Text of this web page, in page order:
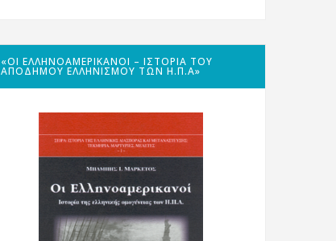
«ΟΙ ΕΛΛΗΝΟΑΜΕΡΙΚΑΝΟΊ – ΙΣΤΟΡΊΑ ΤΟΥ
ΑΠΌΔΗΜΟΥ ΕΛΛΗΝΙΣΜΟΎ ΤΩΝ Η.Π.Α»